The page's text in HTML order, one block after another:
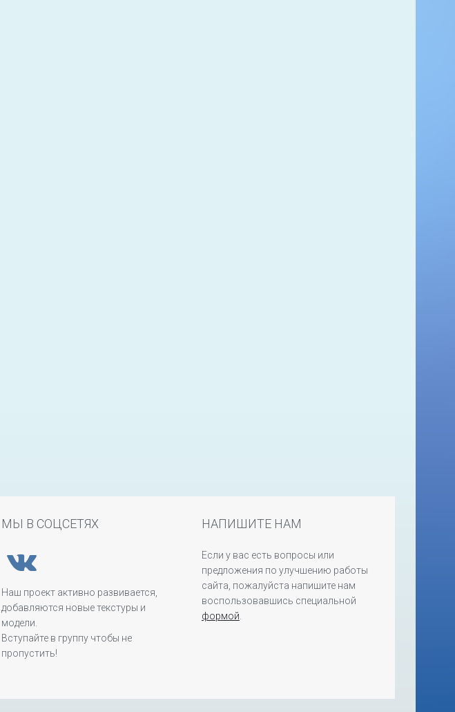
МЫ В СОЦСЕТЯХ
Наш проект активно развивается,
добавляются новые текстуры и
модели.
Вступайте в группу чтобы не
пропустить!
НАПИШИТЕ НАМ
Если у вас есть вопросы или
предложения по улучшению работы
сайта, пожалуйста напишите нам
воспользовавшись специальной
формой